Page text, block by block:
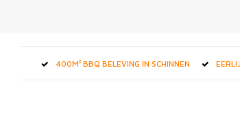
400M² BBQ BELEVING IN SCHINNEN